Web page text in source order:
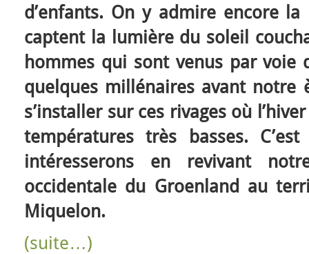
d’enfants. On y admire encore
captent la lumière du soleil
hommes qui sont venus par voie
quelques millénaires avant notre
s’installer sur ces rivages où
températures très basses.
intéresserons en revivant
occidentale du Groenland au
Miquelon.
(suite…)